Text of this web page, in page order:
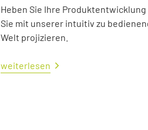
Heben Sie Ihre
Sie mit unserer intuitiv zu
Welt projizieren.
weiterlesen